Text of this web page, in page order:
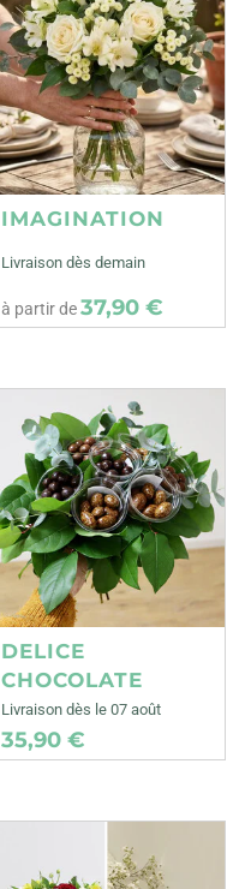
IMAGINATION
Livraison dès demain
à partir de37,90 €
DELICE
CHOCOLATE
Livraison dès le 07 août
35,90 €